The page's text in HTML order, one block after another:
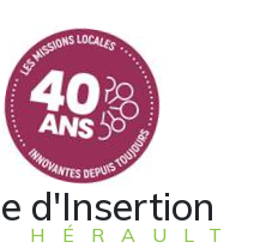
d'Insertion
HÉRAULT